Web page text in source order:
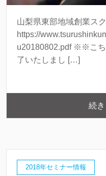
山梨県東部地域創業ス
https://
u20180802.pdf ※※こち
了いたしまし […]
続
2018年セミナー情報